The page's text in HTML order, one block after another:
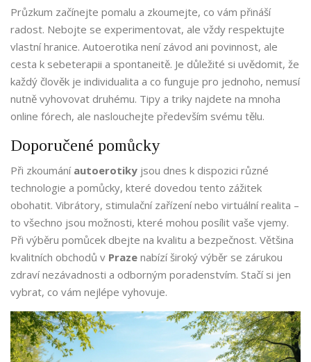
Průzkum začínejte pomalu a zkoumejte, co vám přináší
radost. Nebojte se experimentovat, ale vždy respektujte
vlastní hranice. Autoerotika není závod ani povinnost, ale
cesta k sebeterapii a spontaneitě. Je důležité si uvědomit, že
každý člověk je individualita a co funguje pro jednoho, nemusí
nutně vyhovovat druhému. Tipy a triky najdete na mnoha
online fórech, ale naslouchejte především svému tělu.
Doporučené pomůcky
Při zkoumání autoerotiky jsou dnes k dispozici různé
technologie a pomůcky, které dovedou tento zážitek
obohatit. Vibrátory, stimulační zařízení nebo virtuální realita –
to všechno jsou možnosti, které mohou posílit vaše vjemy.
Při výběru pomůcek dbejte na kvalitu a bezpečnost. Většina
kvalitních obchodů v Praze nabízí široký výběr se zárukou
zdraví nezávadnosti a odborným poradenstvím. Stačí si jen
vybrat, co vám nejlépe vyhovuje.